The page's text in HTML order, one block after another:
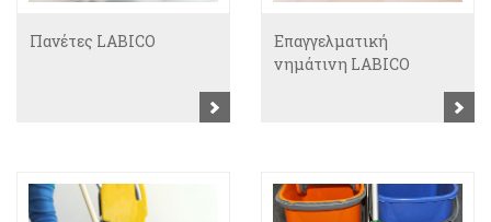
Πανέτες LABICO
Επαγγελματική
νημάτινη LABICO